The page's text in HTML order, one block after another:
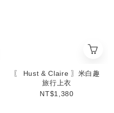
〖 Hust & Claire 〗米白趣
旅行上衣
NT$1,380